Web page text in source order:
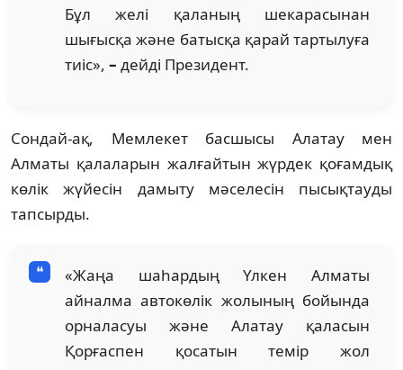
Бұл желі қаланың шекарасынан
шығысқа және батысқа қарай тартылуға
тиіс», – дейді Президент.
Сондай-ақ, Мемлекет басшысы Алатау мен
Алматы қалаларын жалғайтын жүрдек қоғамдық
көлік жүйесін дамыту мәселесін пысықтауды
тапсырды.
«Жаңа шаһардың Үлкен Алматы
айналма автокөлік жолының бойында
орналасуы және Алатау қаласын
Қорғаспен қосатын темір жол